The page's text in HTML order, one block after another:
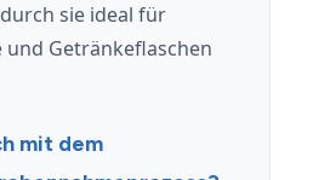
sie ideal für
Getränkeflaschen
mit dem